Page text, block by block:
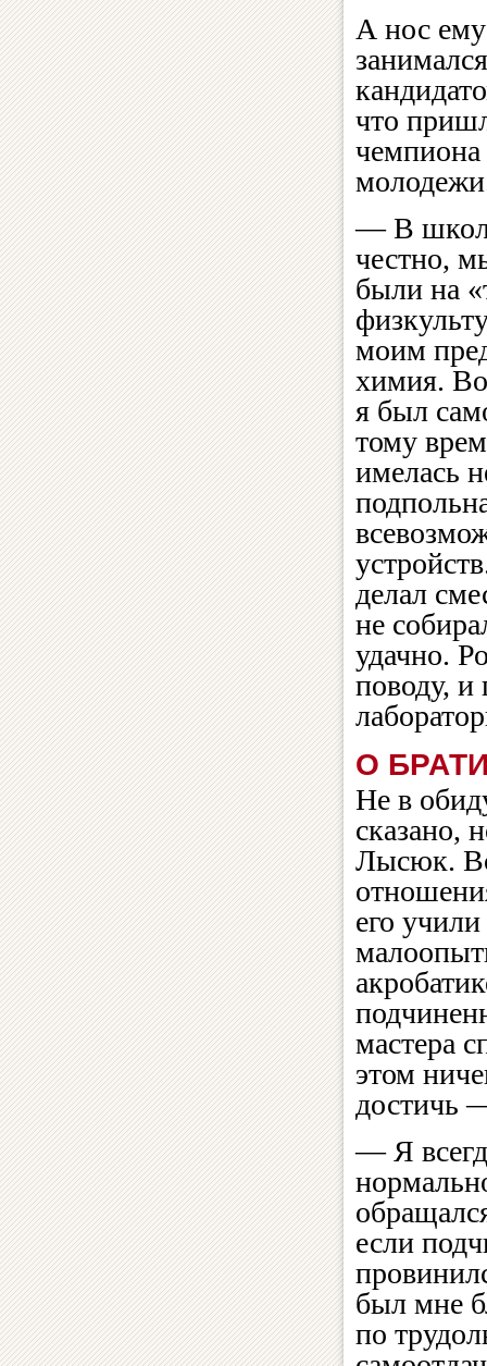
А нос
что
чемпиона
— В
честно,
были на
моим
химия.
я был
тому
имелась
делал
не
удачно.
поводу, и
О
Не в
сказано,
Лысюк.
его
мастера
этом
достичь
— Я
если
был мне
по